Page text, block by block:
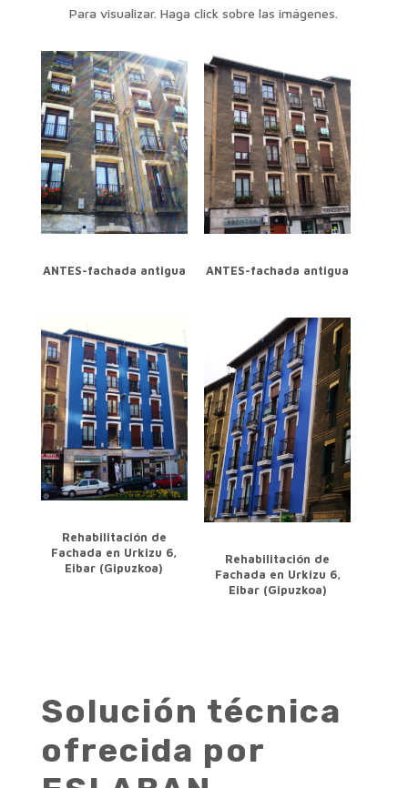
Para visualizar. Haga click sobre las imágenes.
ANTES-fachada antigua ANTES-fachada antigua
Rehabilitación de
Fachada en Urkizu 6,
Eibar (Gipuzkoa)
Rehabilitación de
Fachada en Urkizu 6,
Eibar (Gipuzkoa)
Solución técnica
ofrecida por